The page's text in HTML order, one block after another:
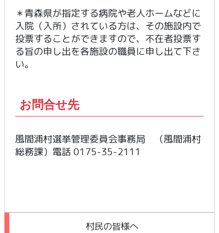
＊青森県が指定する病院や老人ホームなどに
入院（入所）されている方は、その施設内で
投票することができますので、不在者投票す
る旨の申し出を各施設の職員に申し出て下さ
い。
お問合せ先
風間浦村選挙管理委員会事務局 （風間浦村
総務課）電話 0175-35-2111
村民の皆様へ